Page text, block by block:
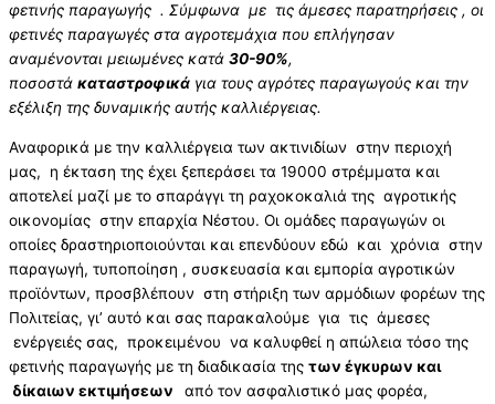
φετινής παραγωγής . Σύμφωνα με τις άμεσες παρατηρήσεις , οι
φετινές παραγωγές στα αγροτεμάχια που επλήγησαν
αναμένονται μειωμένες κατά 30-90%,
ποσοστά καταστροφικά για τους αγρότες παραγωγούς και την
εξέλιξη της δυναμικής αυτής καλλιέργειας.
Αναφορικά με την καλλιέργεια των ακτινιδίων στην περιοχή
μας, η έκταση της έχει ξεπεράσει τα 19000 στρέμματα και
αποτελεί μαζί με το σπαράγγι τη ραχοκοκαλιά της αγροτικής
οικονομίας στην επαρχία Νέστου. Οι ομάδες παραγωγών οι
οποίες δραστηριοποιούνται και επενδύουν εδώ και χρόνια στην
παραγωγή, τυποποίηση , συσκευασία και εμπορία αγροτικών
προϊόντων, προσβλέπουν στη στήριξη των αρμόδιων φορέων της
Πολιτείας, γι’ αυτό και σας παρακαλούμε για τις άμεσες
ενέργειές σας, προκειμένου να καλυφθεί η απώλεια τόσο της
φετινής παραγωγής με τη διαδικασία της των έγκυρων και
δίκαιων εκτιμήσεων
από τον ασφαλιστικό μας φορέα,